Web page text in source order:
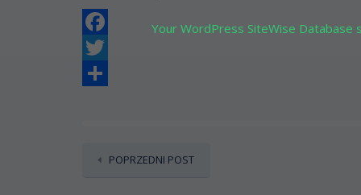
Your WordPress SiteWise
POPRZEDNI POST